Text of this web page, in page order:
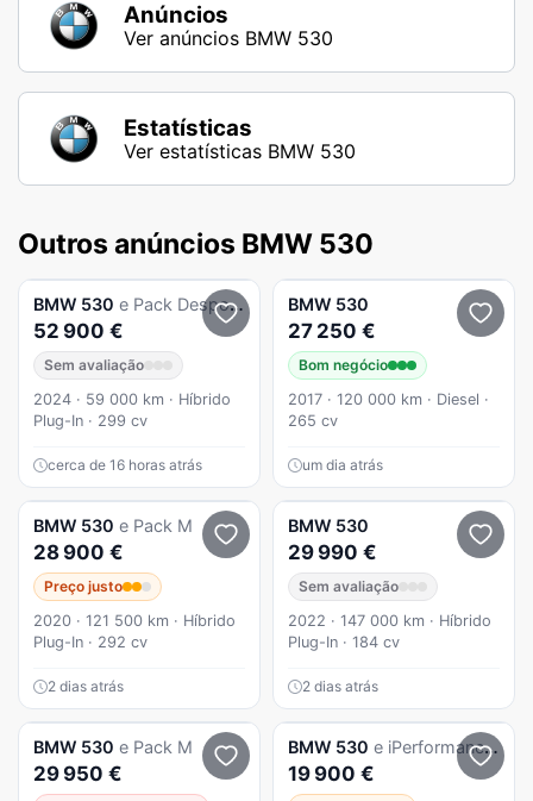
Anúncios
Ver anúncios BMW 530
Estatísticas
Ver estatísticas BMW 530
Outros anúncios BMW 530
BMW 530 e Pack Desportivo M Pro
52 900 €
Sem avaliação
2024 · 59 000 km · Híbrido
Plug-In · 299 cv
cerca de 16 horas atrás
BMW 530
27 250 €
Bom negócio
2017 · 120 000 km · Diesel ·
265 cv
um dia atrás
BMW 530 e Pack M
28 900 €
Preço justo
2020 · 121 500 km · Híbrido
Plug-In · 292 cv
2 dias atrás
BMW 530
29 990 €
Sem avaliação
2022 · 147 000 km · Híbrido
Plug-In · 184 cv
2 dias atrás
BMW 530 e Pack M
29 950 €
BMW 530 e iPerformance Pack M
19 900 €